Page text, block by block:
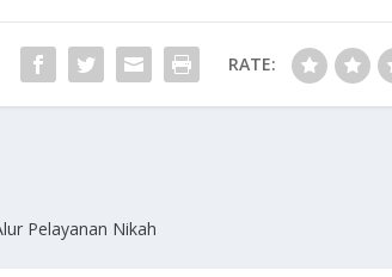
RATE:
Pelayanan Nikah